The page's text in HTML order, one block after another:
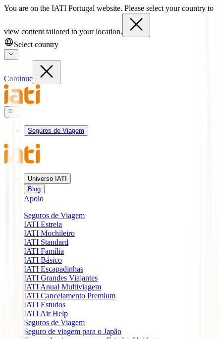
You are on the IATI Portugal website. Please select your country to
view content tailored to your location.
Select country
Continue
Seguros de Viagem
Universo IATI
Blog
Apoio
Seguros de Viagem
IATI Estrela
IATI Mochileiro
IATI Standard
IATI Família
IATI Básico
IATI Escapadinhas
IATI Grandes Viajantes
IATI Anual Multiviagem
IATI Cancelamento Premium
IATI Estudos
IATI Air Help
Seguros de Viagem
Seguro de viagem para o Japão